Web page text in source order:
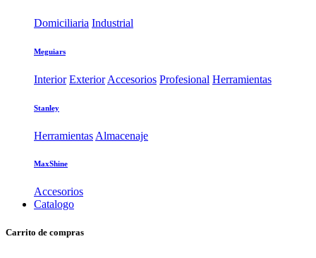
Domiciliaria Industrial
Meguiars
Interior Exterior Accesorios Profesional Herramientas
Stanley
Herramientas Almacenaje
MaxShine
Accesorios
Catalogo
Carrito de compras